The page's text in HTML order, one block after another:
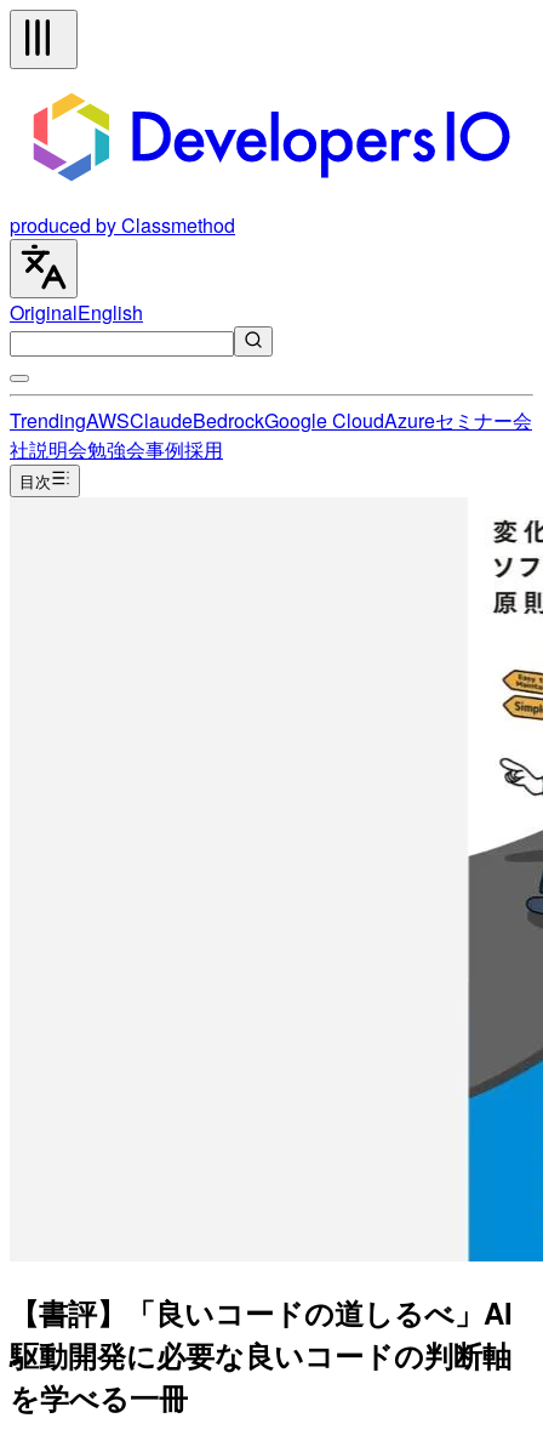
produced by Classmethod
OriginalEnglish
TrendingAWSClaudeBedrockGoogle CloudAzureセミナー会
社説明会勉強会事例採用
目次
【書評】「良いコードの道しるべ」AI
駆動開発に必要な良いコードの判断軸
を学べる一冊